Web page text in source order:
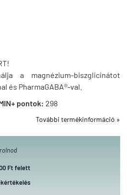
a magnézium-biszglicinátot
és PharmaGABA®-val.
pontok: 298
További termékinformáció »
Ft felett